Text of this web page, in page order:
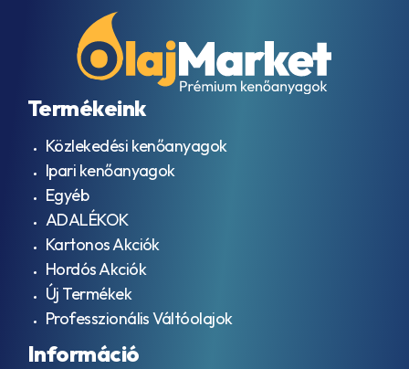
Termékeink
Közlekedési kenőanyagok
Ipari kenőanyagok
Egyéb
ADALÉKOK
Kartonos Akciók
Hordós Akciók
Új Termékek
Professzionális Váltóolajok
Információ